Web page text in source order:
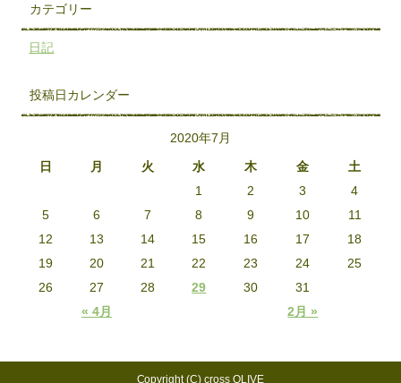
カテゴリー
日記
投稿日カレンダー
2020年7月
日
月 火 水 木 金 土
« 4月 2月 »
1 2 3
4
5
6 7 8 9 10
11
12
13 14 15 16 17
18
19
20 21 22 23 24
25
26
27 28 29 30 31
Copyright (C) cross OLIVE